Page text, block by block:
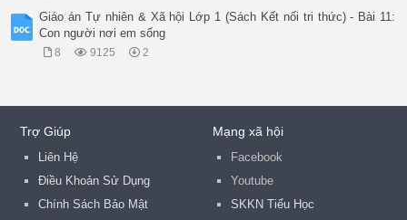
Giáo án Tự nhiên & Xã hội Lớp 1 (Sách Kết nối tri thức) - Bài 11:
Con người nơi em sống
8 9125 2
Trợ Giúp
Liên Hệ
Điều Khoản Sử Dụng
Chính Sách Bảo Mật
Mạng xã hội
Facebook
Youtube
SKKN Tiểu Học